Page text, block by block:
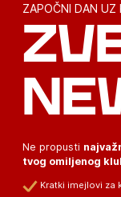
ZAPOČNI DAN UZ
Ne propusti
tvog omiljenog
Kratki imejlovi za